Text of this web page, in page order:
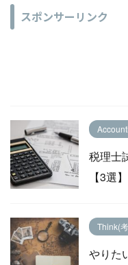
スポンサーリンク
税理士
【3選】
Think(
やりた